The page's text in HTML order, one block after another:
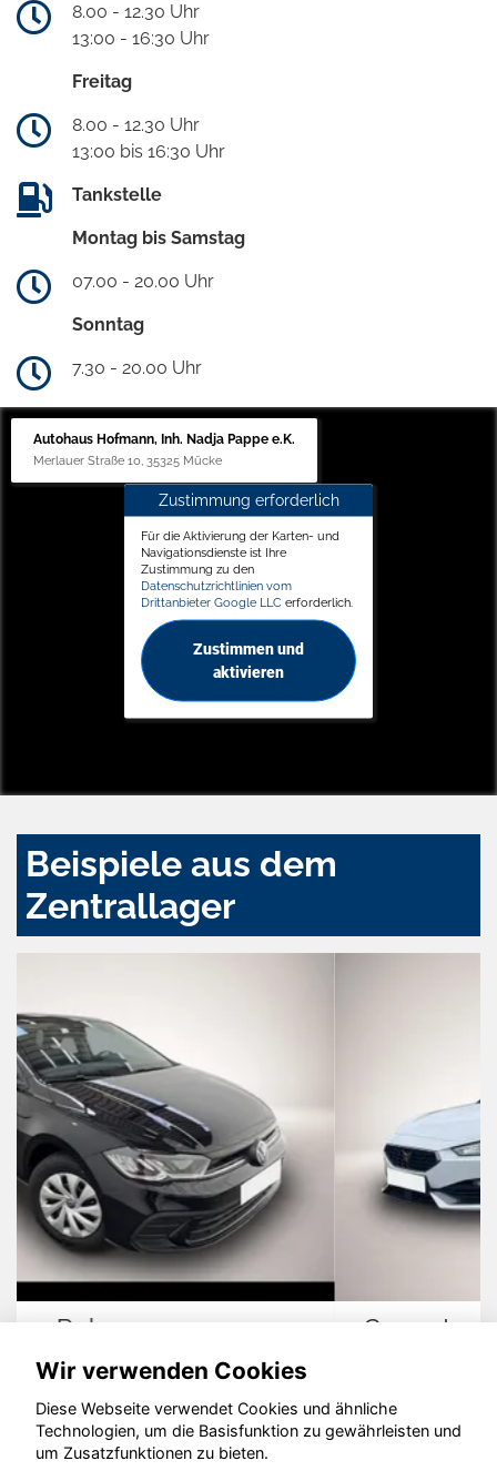
8.00 - 12.30 Uhr
13:00 - 16:30 Uhr
Freitag
8.00 - 12.30 Uhr
13:00 bis 16:30 Uhr
Tankstelle
Montag bis Samstag
07.00 - 20.00 Uhr
Sonntag
7.30 - 20.00 Uhr
Autohaus Hofmann, Inh. Nadja Pappe e.K.
Merlauer Straße 10, 35325 Mücke
Zustimmung erforderlich
Für die Aktivierung der Karten- und
Navigationsdienste ist Ihre
Zustimmung zu den
Datenschutzrichtlinien vom
Drittanbieter Google LLC erforderlich.
Zustimmen und
aktivieren
Beispiele aus dem
Zentrallager
Cupra Leon
© konjunkturmotor.de GmbH 2020 - 2026
Wir verwenden Cookies
Diese Webseite verwendet Cookies und ähnliche
Technologien, um die Basisfunktion zu gewährleisten und
um Zusatzfunktionen zu bieten.